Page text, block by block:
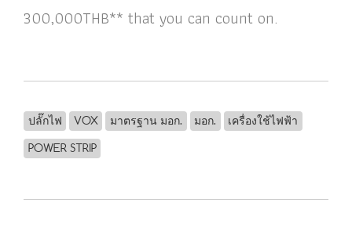
300,000THB** that you can count on.
ปลั๊กไฟ VOX มาตรฐาน มอก. มอก. เครื่องใช้ไฟฟ้า
POWER STRIP